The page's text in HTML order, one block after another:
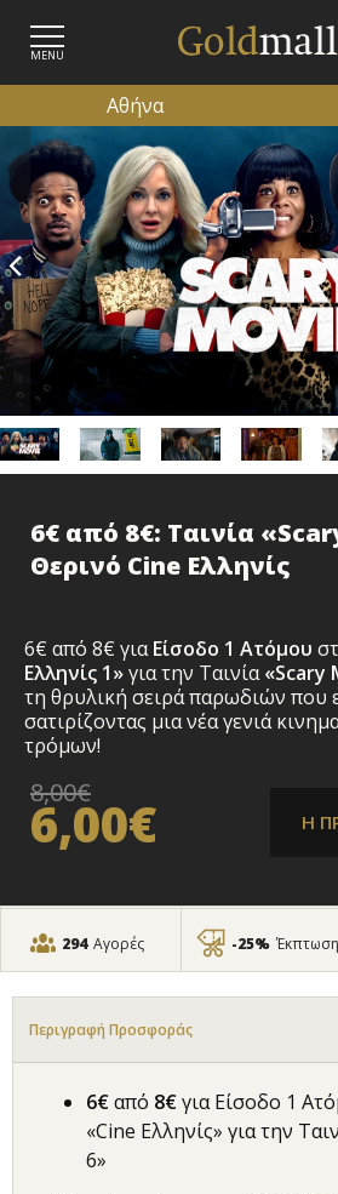
MENU
ΕΓΓΡΑΦΗ
Αθήνα
6€ από 8€: Ταινία
Θερινό Cine Ελληνίς
6€ από 8€ γιαΕίσοδο 1 Ατόμου
Ελληνίς 1»για την Ταινία«Scary
τη θρυλική σειρά παρωδιών που
σατιρίζοντας μια νέα γενιά
τρόμων!
8,00€
6,00€ Η
294 Αγορές -25% Έκπτωση
Περιγραφή Προσφοράς
6€από 8€για Είσοδο 1
«Cine Ελληνίς» για την
6»